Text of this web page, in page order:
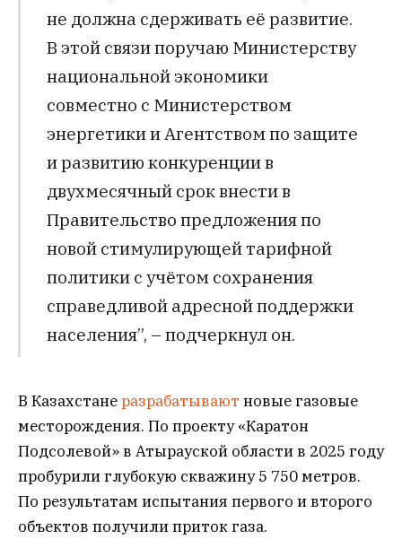
не должна сдерживать её развитие.
В этой связи поручаю Министерству
национальной экономики
совместно с Министерством
энергетики и Агентством по защите
и развитию конкуренции в
двухмесячный срок внести в
Правительство предложения по
новой стимулирующей тарифной
политики с учётом сохранения
справедливой адресной поддержки
населения”, – подчеркнул он.
В Казахстанеразрабатывают новые газовые
месторождения. По проекту «Каратон
Подсолевой» в Атырауской области в 2025 году
пробурили глубокую скважину 5 750 метров.
По результатам испытания первого и второго
объектов получили приток газа.